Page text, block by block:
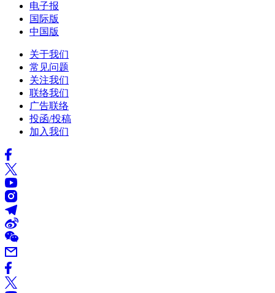
电子报
国际版
中国版
关于我们
常见问题
关注我们
联络我们
广告联络
投函/投稿
加入我们